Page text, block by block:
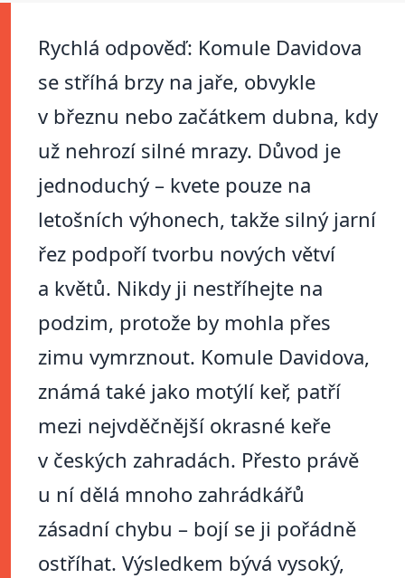
Rychlá odpověď: Komule Davidova
se stříhá brzy na jaře, obvykle
v březnu nebo začátkem dubna, kdy
už nehrozí silné mrazy. Důvod je
jednoduchý – kvete pouze na
letošních výhonech, takže silný jarní
řez podpoří tvorbu nových větví
a květů. Nikdy ji nestříhejte na
podzim, protože by mohla přes
zimu vymrznout. Komule Davidova,
známá také jako motýlí keř, patří
mezi nejvděčnější okrasné keře
v českých zahradách. Přesto právě
u ní dělá mnoho zahrádkářů
zásadní chybu – bojí se ji pořádně
ostříhat. Výsledkem bývá vysoký,